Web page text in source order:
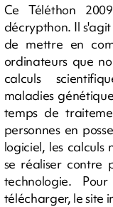
Ce Téléthon
décrypthon. Il
de mettre en
ordinateurs que
calculs
maladies
temps de
personnes en
logiciel, les calculs
se réaliser contre
technologie.
télécharger, le site